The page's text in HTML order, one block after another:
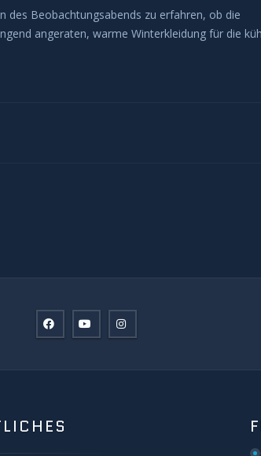
des Beobachtungsabends zu erfahren, ob die
angeraten, warme Winterkleidung für die